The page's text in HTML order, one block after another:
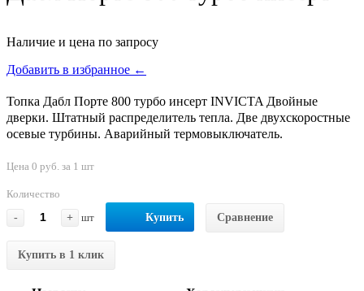
Наличие и цена по запросу
Добавить в избранное ←
Топка Дабл Порте 800 турбо инсерт INVICTA Двойные
дверки. Штатный распределитель тепла. Две двухскоростные
осевые турбины. Аварийный термовыключатель.
Цена 0 руб. за 1 шт
Количество
-
+ шт Купить Сравнение
Купить в 1 клик